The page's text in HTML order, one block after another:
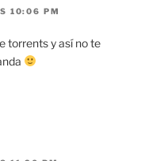
10:06 PM
torrents y así no te